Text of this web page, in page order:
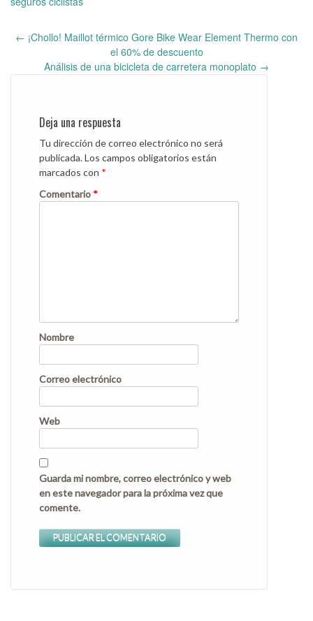
navigation
← ¡Chollo! Maillot térmico Gore Bike Wear Element Thermo con
el 60% de descuento
Análisis de una bicicleta de carretera monoplato →
Deja una respuesta
Tu dirección de correo electrónico no será
publicada.Los campos obligatorios están
marcados con *
Comentario *
Nombre
Correo electrónico
Web
Guarda mi nombre, correo electrónico y web
en este navegador para la próxima vez que
comente.